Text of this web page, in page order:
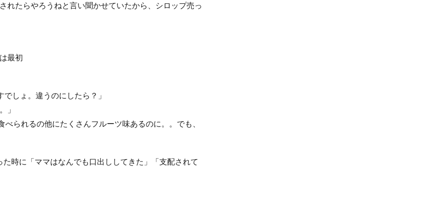
れたらやろうねと言い聞かせていたから、シロップ売っ
最初
しょ。違うのにしたら？」
」
られるの他にたくさんフルーツ味あるのに。。でも、
時に「ママはなんでも口出ししてきた」「支配されて